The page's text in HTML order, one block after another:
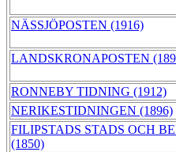
NÄSSJÖPOSTEN (1916)
LANDSKRONAPOSTEN
RONNEBY TIDNING (1912)
NERIKESTIDNINGEN (1896)
FILIPSTADS STADS OCH
(1850)